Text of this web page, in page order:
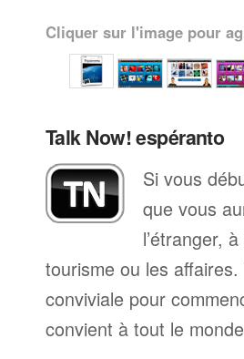
Cliquer sur l'image pour
Talk Now! espéranto
Si vous
que vous
l’étranger,
tourisme ou les
conviviale pour
convient à tout le